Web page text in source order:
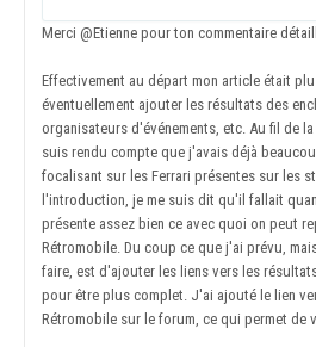
Merci @Etienne pour ton commentaire
Effectivement au départ mon article était
éventuellement ajouter les résultats des
organisateurs d'événements, etc. Au fil de
suis rendu compte que j'avais déjà
focalisant sur les Ferrari présentes sur les
l'introduction, je me suis dit qu'il fallait
présente assez bien ce avec quoi on peut
Rétromobile. Du coup ce que j'ai prévu,
faire, est d'ajouter les liens vers les
pour être plus complet. J'ai ajouté le lien
Rétromobile sur le forum, ce qui permet de